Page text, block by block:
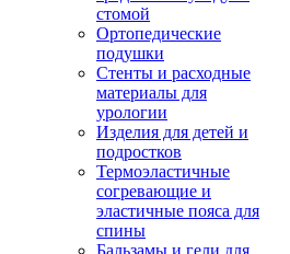
стомой
Ортопедические
подушки
Стенты и расходные
материалы для
урологии
Изделия для детей и
подростков
Термоэластичные
согревающие и
эластичные пояса для
спины
Бальзамы и гели для